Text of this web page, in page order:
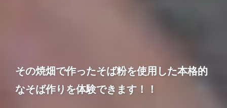
その焼畑で作ったそば粉を使用した本格的
なそば作りを体験できます！！